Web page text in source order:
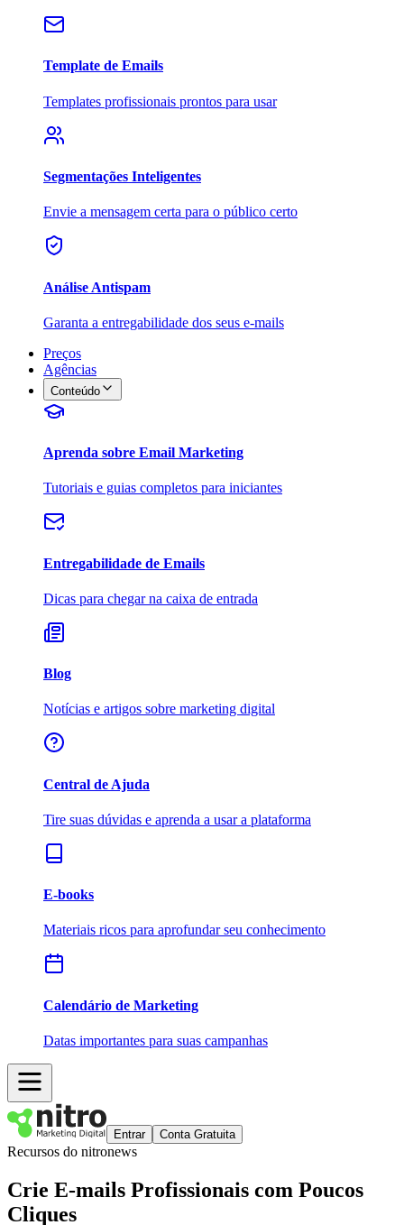
Template de Emails
Templates profissionais prontos para usar
Segmentações Inteligentes
Envie a mensagem certa para o público certo
Análise Antispam
Garanta a entregabilidade dos seus e-mails
Preços
Agências
Conteúdo
Aprenda sobre Email Marketing
Tutoriais e guias completos para iniciantes
Entregabilidade de Emails
Dicas para chegar na caixa de entrada
Blog
Notícias e artigos sobre marketing digital
Central de Ajuda
Tire suas dúvidas e aprenda a usar a plataforma
E-books
Materiais ricos para aprofundar seu conhecimento
Calendário de Marketing
Datas importantes para suas campanhas
Entrar Conta Gratuita
Recursos do nitronews
Crie E-mails Profissionais com Poucos
Cliques